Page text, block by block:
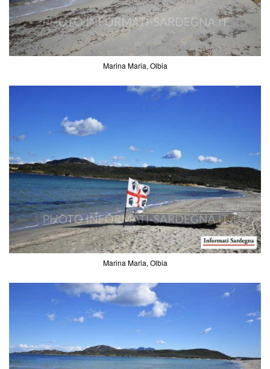
Marina Maria, Olbia
Marina Maria, Olbia